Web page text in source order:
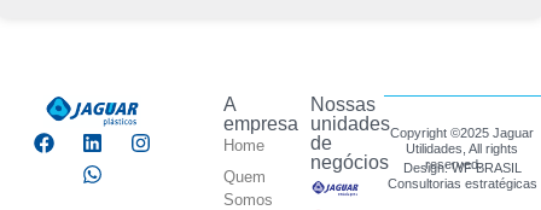
A
empresa
Home
Quem
Somos
Nossas
unidades
de
negócios
Copyright ©2025 Jaguar
Utilidades, All rights
reserved.
Design: WF BRASIL
Consultorias estratégicas